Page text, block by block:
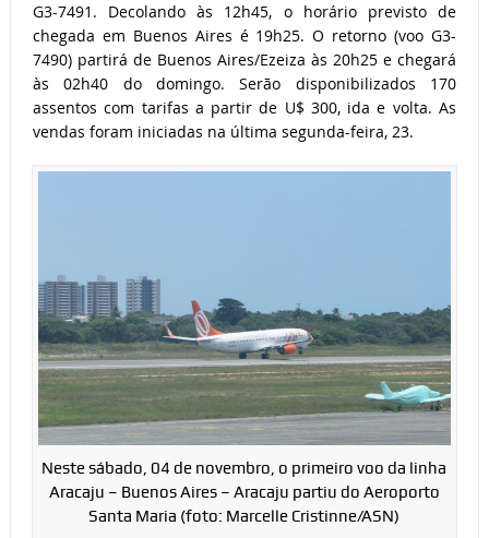
G3-7491. Decolando às 12h45, o horário previsto de
chegada em Buenos Aires é 19h25. O retorno (voo G3-
7490) partirá de Buenos Aires/Ezeiza às 20h25 e chegará
às 02h40 do domingo. Serão disponibilizados 170
assentos com tarifas a partir de U$ 300, ida e volta. As
vendas foram iniciadas na última segunda-feira, 23.
Neste sábado, 04 de novembro, o primeiro voo da linha
Aracaju – Buenos Aires – Aracaju partiu do Aeroporto
Santa Maria (foto: Marcelle Cristinne/ASN)